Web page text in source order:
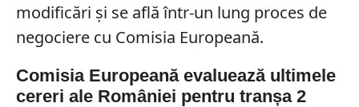
modificări și se află într-un lung proces de
negociere cu Comisia Europeană.
Comisia Europeană evaluează ultimele
cereri ale României pentru tranșa 2